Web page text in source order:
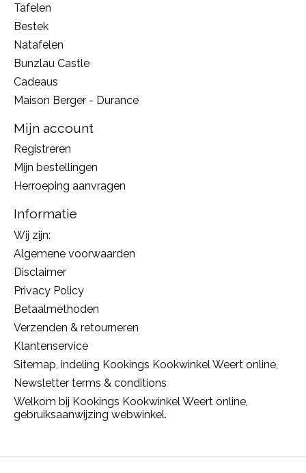
Tafelen
Bestek
Natafelen
Bunzlau Castle
Cadeaus
Maison Berger - Durance
Mijn account
Registreren
Mijn bestellingen
Herroeping aanvragen
Informatie
Wij zijn:
Algemene voorwaarden
Disclaimer
Privacy Policy
Betaalmethoden
Verzenden & retourneren
Klantenservice
Sitemap, indeling Kookings Kookwinkel Weert online,
Newsletter terms & conditions
Welkom bij Kookings Kookwinkel Weert online,
gebruiksaanwijzing webwinkel.